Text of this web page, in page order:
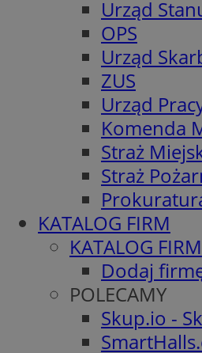
Urząd
OPS
Urząd
ZUS
Urząd
Komenda
Straż
Straż
KATALOG FIRM
KATALOG FIRM
Dodaj
POLECAMY
Skup.io -